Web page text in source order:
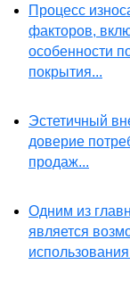
Процесс
факторов,
особенности
покрытия...
Эстетичный
доверие
продаж...
Одним из
является